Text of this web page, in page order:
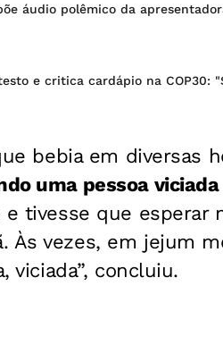
áudio polêmico da
e critica cardápio na COP30:
bebia em diversas
uma pessoa
tivesse que esperar
Às vezes, em jejum
viciada”, concluiu.